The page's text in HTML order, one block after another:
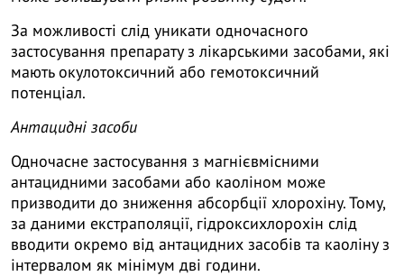
За можливості слід уникати одночасного
застосування препарату з лікарськими засобами, які
мають окулотоксичний або гемотоксичний
потенціал.
Антацидні засоби
Одночасне застосування з магнієвмісними
антацидними засобами або каоліном може
призводити до зниження абсорбції хлорохіну. Тому,
за даними екстраполяції, гідроксихлорохін слід
вводити окремо від антацидних засобів та каоліну з
інтервалом як мінімум дві години.